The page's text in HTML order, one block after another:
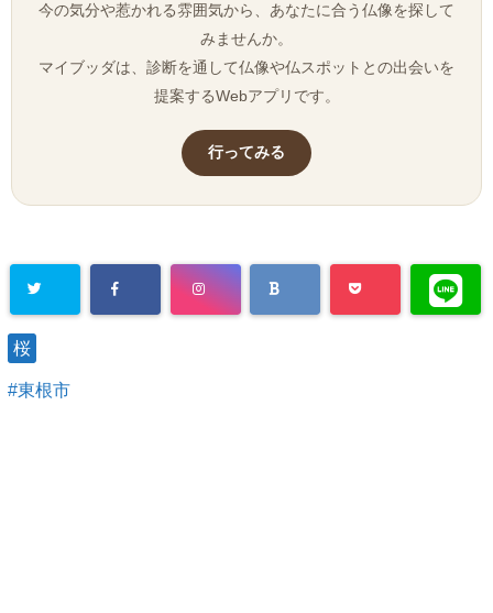
今の気分や惹かれる雰囲気から、あなたに合う仏像を探して
みませんか。
マイブッダは、診断を通して仏像や仏スポットとの出会いを
提案するWebアプリです。
行ってみる
桜
東根市